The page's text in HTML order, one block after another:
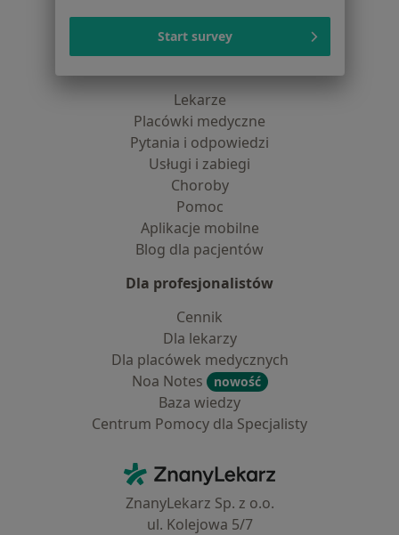
Kontakt
Lekarze
Placówki medyczne
Pytania i odpowiedzi
Usługi i zabiegi
Choroby
Pomoc
Aplikacje mobilne
Blog dla pacjentów
Dla profesjonalistów
Cennik
Dla lekarzy
Dla placówek medycznych
Noa Notes
nowość
Baza wiedzy
Centrum Pomocy dla Specjalisty
ZnanyLekarz - Strona główna
ZnanyLekarz Sp. z o.o.
ul. Kolejowa 5/7
Start survey